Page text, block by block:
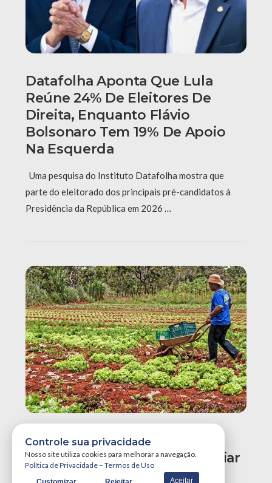
Datafolha Aponta Que Lula
Reúne 24% De Eleitores De
Direita, Enquanto Flávio
Bolsonaro Tem 19% De Apoio
Na Esquerda
Uma pesquisa do Instituto Datafolha mostra que
parte do eleitorado dos principais pré-candidatos à
Presidência da República em 2026 …
Banco Do Brasil Injeta R$ 310
Milhões Na Agricultura Familiar
E Empresarial Da Paraíba
Controle sua privacidade
Nosso site utiliza cookies para melhorar a navegação.
Política de Privacidade – Termos de Uso
Aceitar